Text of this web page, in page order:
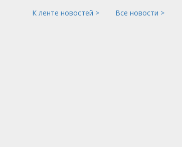
К ленте новостей > Все новости >